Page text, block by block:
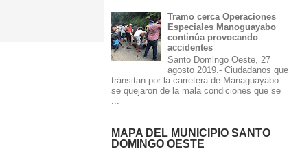
Tramo cerca Operaciones
Especiales Manoguayabo
continúa provocando
accidentes
Santo Domingo Oeste, 27
agosto 2019.- Ciudadanos que
tránsitan por la carretera de Managuayabo
se quejaron de la mala condiciones que se
MAPA DEL MUNICIPIO SANTO
DOMINGO OESTE